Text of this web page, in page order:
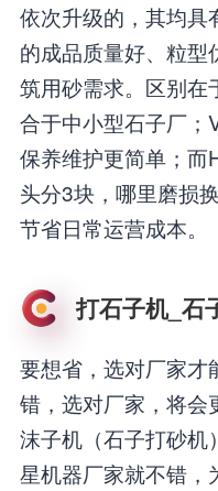
依次升级的，其均具
的成品质量好、粒型
筑用砂需求。区别在
合于中小型石子厂；
保养维护更简单；而
头分3块，哪里磨损
节省日常运营成本。
打石子机_石
要想省，选对厂家才
错，选对厂家，将会
沫子机（石子打砂机
星机器厂家就不错，